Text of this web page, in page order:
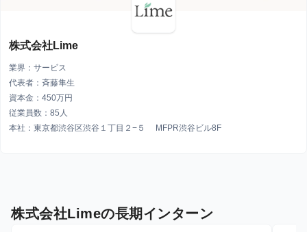
株式会社Lime
業界：サービス
代表者：斉藤隼生
資本金：450万円
従業員数：85人
本社：東京都渋谷区渋谷１丁目２−５ MFPR渋谷ビル8F
株式会社Limeの長期インターン